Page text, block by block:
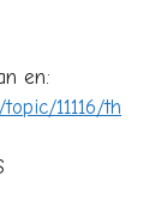
en:
11116/th